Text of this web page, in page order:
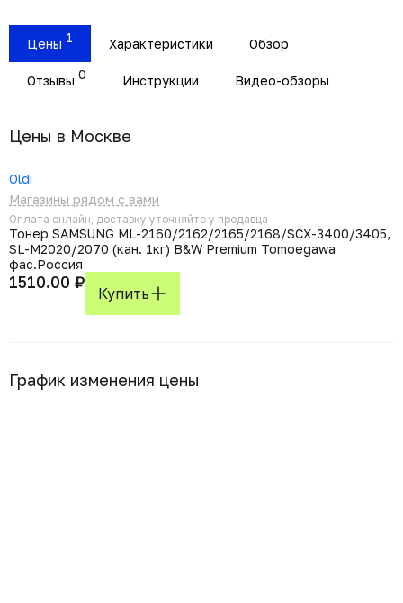
Цены 1 Характеристики Обзор
Отзывы 0 Инструкции Видео-обзоры
Цены в Москвe
Oldi
Магазины рядом с вами
Оплата онлайн, доставку уточняйте у продавца
Тонер SAMSUNG ML-2160/2162/2165/2168/SCX-3400/3405,
SL-M2020/2070 (кан. 1кг) B&W Premium Tomoegawa
фас.Россия
1510.00 ₽
Купить
График изменения цены